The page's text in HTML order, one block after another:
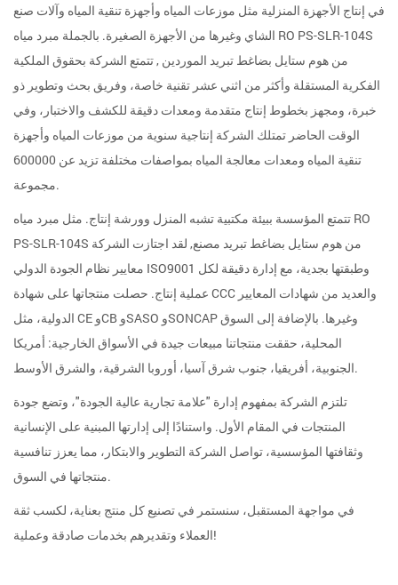
في إنتاج الأجهزة المنزلية مثل موزعات المياه وأجهزة تنقية المياه وآلات صنع
الشاي وغيرها من الأجهزة الصغيرة. بالجملة مبرد مياه RO PS-SLR-104S
من هوم ستايل بضاغط تبريد الموردين , تتمتع الشركة بحقوق الملكية
الفكرية المستقلة وأكثر من اثني عشر تقنية خاصة، وفريق بحث وتطوير ذو
خبرة، ومجهز بخطوط إنتاج متقدمة ومعدات دقيقة للكشف والاختبار، وفي
الوقت الحاضر تمتلك الشركة إنتاجية سنوية من موزعات المياه وأجهزة
تنقية المياه ومعدات معالجة المياه بمواصفات مختلفة تزيد عن 600000
مجموعة.
تتمتع المؤسسة ببيئة مكتبية تشبه المنزل وورشة إنتاج. مثل مبرد مياه RO
PS-SLR-104S من هوم ستايل بضاغط تبريد مصنع, لقد اجتازت الشركة
معايير نظام الجودة الدولي ISO9001 وطبقتها بجدية، مع إدارة دقيقة لكل
عملية إنتاج. حصلت منتجاتها على شهادة CCC والعديد من شهادات المعايير
الدولية، مثل CE وCB وSASO وSONCAP وغيرها. بالإضافة إلى السوق
المحلية، حققت منتجاتنا مبيعات جيدة في الأسواق الخارجية: أمريكا
الجنوبية، أفريقيا، جنوب شرق آسيا، أوروبا الشرقية، والشرق الأوسط.
تلتزم الشركة بمفهوم إدارة "علامة تجارية عالية الجودة"، وتضع جودة
المنتجات في المقام الأول. واستنادًا إلى إدارتها المبنية على الإنسانية
وثقافتها المؤسسية، تواصل الشركة التطوير والابتكار، مما يعزز تنافسية
منتجاتها في السوق.
في مواجهة المستقبل، سنستمر في تصنيع كل منتج بعناية، لكسب ثقة
العملاء وتقديرهم بخدمات صادقة وعملية!